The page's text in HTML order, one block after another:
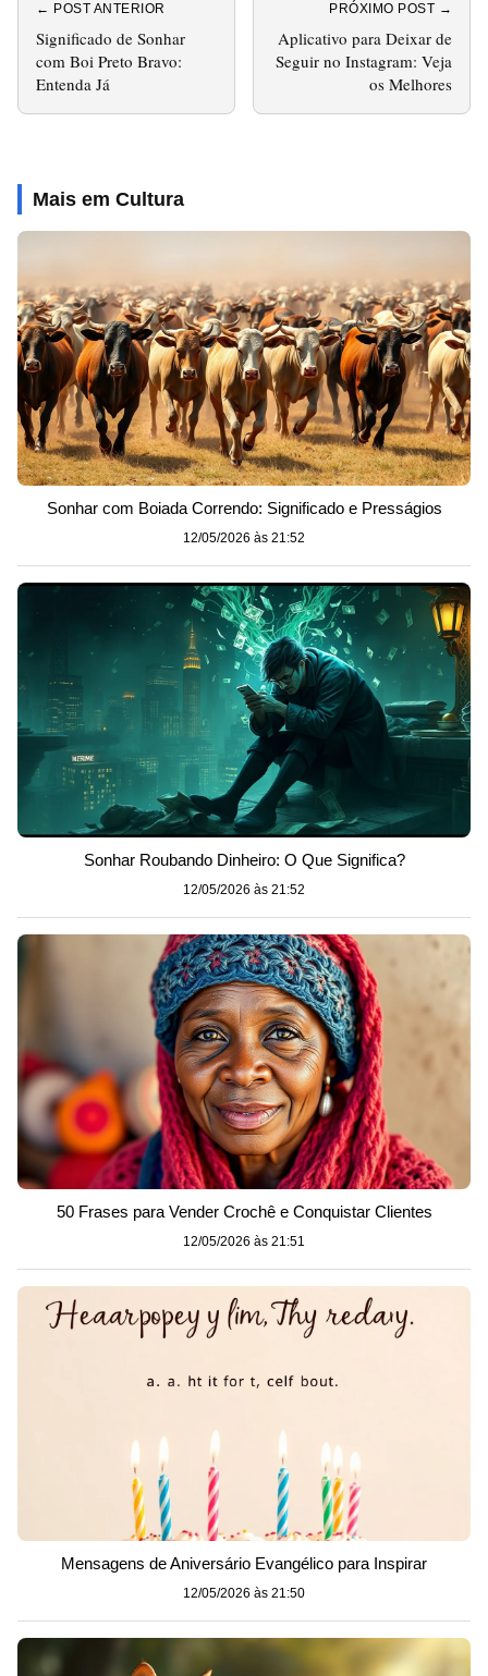
← POST ANTERIOR
Significado de Sonhar
com Boi Preto Bravo:
Entenda Já
PRÓXIMO POST →
Aplicativo para Deixar de
Seguir no Instagram: Veja
os Melhores
Mais em Cultura
Sonhar com Boiada Correndo: Significado e Presságios
12/05/2026 às 21:52
Sonhar Roubando Dinheiro: O Que Significa?
12/05/2026 às 21:52
50 Frases para Vender Crochê e Conquistar Clientes
12/05/2026 às 21:51
Mensagens de Aniversário Evangélico para Inspirar
12/05/2026 às 21:50